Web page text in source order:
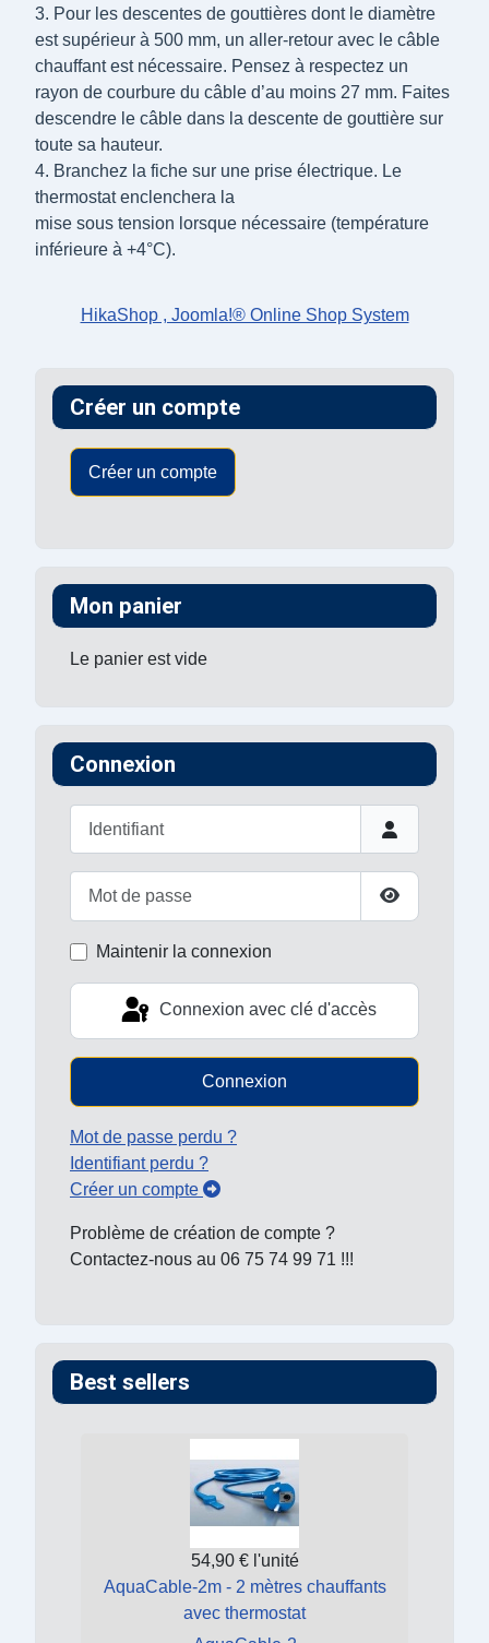
3. Pour les descentes de gouttières dont le diamètre
est supérieur à 500 mm, un aller-retour avec le câble
chauffant est nécessaire. Pensez à respectez un
rayon de courbure du câble d’au moins 27 mm. Faites
descendre le câble dans la descente de gouttière sur
toute sa hauteur.
4. Branchez la fiche sur une prise électrique. Le
thermostat enclenchera la
mise sous tension lorsque nécessaire (température
inférieure à +4°C).
HikaShop , Joomla!® Online Shop System
Créer un compte
Créer un compte
Mon panier
Le panier est vide
Connexion
Afficher le
Maintenir la connexion
Connexion avec clé d'accès
Connexion
Mot de passe perdu ?
Identifiant perdu ?
Créer un compte
Problème de création de compte ?
Contactez-nous au 06 75 74 99 71 !!!
Best sellers
54,90 € l'unité
AquaCable-2m - 2 mètres chauffants
avec thermostat